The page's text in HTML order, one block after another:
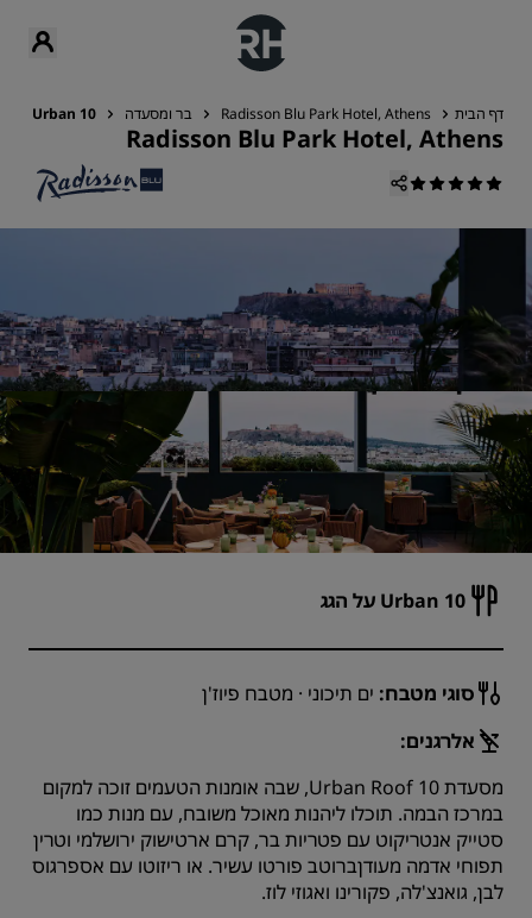
דף הבית Radisson Blu Park Hotel, Athens בר ומסעדה 10 Urban על הגג
Radisson Blu Park Hotel, Athens
10 Urban על הגג
סוגי מטבח: ים תיכוני · מטבח פיוז'ן
אלרגנים:
מסעדת 10 Urban Roof, שבה אומנות הטעמים זוכה למקום
במרכז הבמה. תוכלו ליהנות מאוכל משובח, עם מנות כמו
סטייק אנטריקוט עם פטריות בר, קרם ארטישוק ירושלמי וטרין
תפוחי אדמה מעודןברוטב פורטו עשיר. או ריזוטו עם אספרגוס
לבן, גואנצ'לה, פקורינו ואגוזי לוז.